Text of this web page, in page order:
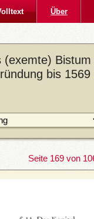
Über
bis
Seite 169 von